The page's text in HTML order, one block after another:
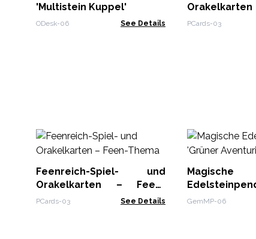
'Multistein Kuppel'
ODesk-06 See Details
Thema
PCards-03
Feenreich-Spiel- und
Orakelkarten – Feen-
Thema
PCards-03 See Details
Magische
Aventurin'
GemMP-06